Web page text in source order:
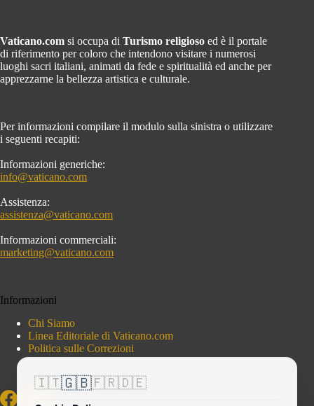
Vaticano.com si occupa di Turismo religioso ed è il portale
di riferimento per coloro che intendono visitare i numerosi
luoghi sacri italiani, animati da fede e spiritualità ed anche per
apprezzarne la bellezza artistica e culturale.
Per informazioni compilare il modulo sulla sinistra o utilizzare
i seguenti recapiti:
Informazioni generiche:
info@vaticano.com
Assistenza:
assistenza@vaticano.com
Informazioni commerciali:
marketing@vaticano.com
Informazioni
Chi Siamo
Linea Editoriale di Vaticano.com
Politica sulle Correzioni
🇮🇹🇬🇧🇫🇷🇩🇪